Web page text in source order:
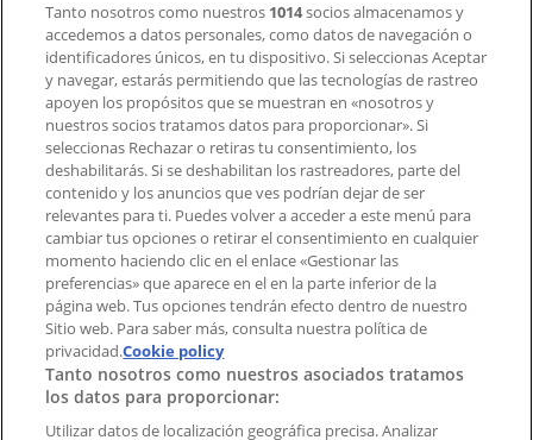
Contacto comercial y de marketing
Tienda mal colocada en el mapa
Notificar un folleto
¿Encontraste un problema en la web o en la
aplicación?
Índices
Marcas
Marcas locales
Negocios
Negocios cercanos
Productos
Productos locales
Tanto nosotros como nuestros 1014socios almacenamos y
accedemos a datos personales, como datos de navegación o
identificadores únicos, en tu dispositivo. Si seleccionas Aceptar
y navegar, estarás permitiendo que las tecnologías de rastreo
apoyen los propósitos que se muestran en «nosotros y
nuestros socios tratamos datos para proporcionar». Si
seleccionas Rechazar o retiras tu consentimiento, los
deshabilitarás. Si se deshabilitan los rastreadores, parte del
contenido y los anuncios que ves podrían dejar de ser
relevantes para ti. Puedes volver a acceder a este menú para
cambiar tus opciones o retirar el consentimiento en cualquier
momento haciendo clic en el enlace «Gestionar las
preferencias» que aparece en el en la parte inferior de la
página web. Tus opciones tendrán efecto dentro de nuestro
Sitio web. Para saber más, consulta nuestra política de
privacidad.Cookie policy
Tanto nosotros como nuestros asociados tratamos
los datos para proporcionar:
Utilizar datos de localización geográfica precisa. Analizar